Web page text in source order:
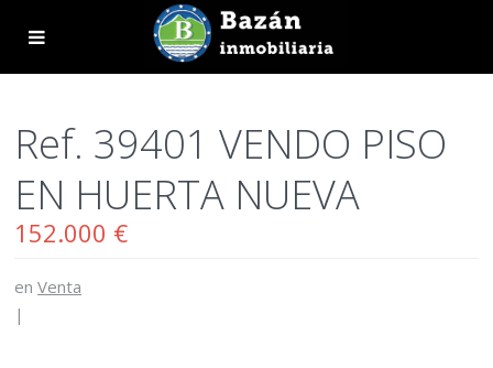
Ref. 39401 VENDO PISO
EN HUERTA NUEVA
152.000 €
en Venta
|